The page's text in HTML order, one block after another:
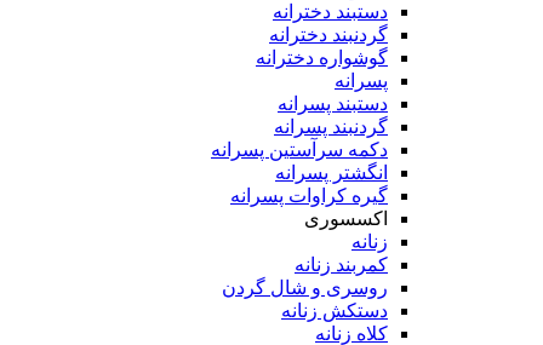
دستبند دخترانه
گردنبند دخترانه
گوشواره دخترانه
پسرانه
دستبند پسرانه
گردنبند پسرانه
دکمه سرآستین پسرانه
انگشتر پسرانه
گیره کراوات پسرانه
اکسسوری
زنانه
کمربند زنانه
روسری و شال گردن
دستکش زنانه
کلاه زنانه